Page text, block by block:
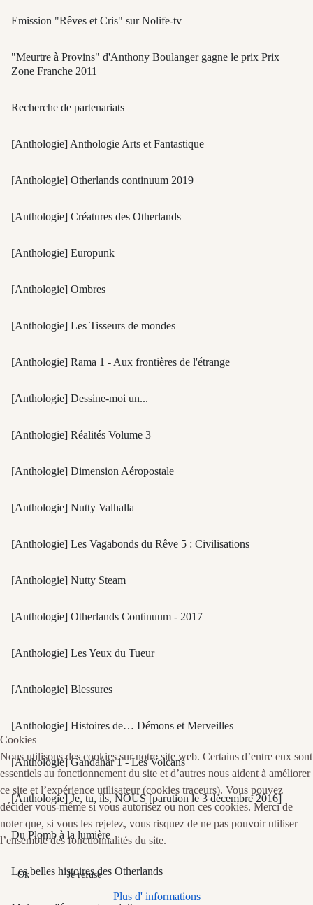
Emission "Rêves et Cris" sur Nolife-tv
"Meurtre à Provins" d'Anthony Boulanger gagne le prix Prix
Zone Franche 2011
Recherche de partenariats
[Anthologie] Anthologie Arts et Fantastique
[Anthologie] Otherlands continuum 2019
[Anthologie] Créatures des Otherlands
[Anthologie] Europunk
[Anthologie] Ombres
[Anthologie] Les Tisseurs de mondes
[Anthologie] Rama 1 - Aux frontières de l'étrange
[Anthologie] Dessine-moi un...
[Anthologie] Réalités Volume 3
[Anthologie] Dimension Aéropostale
[Anthologie] Nutty Valhalla
[Anthologie] Les Vagabonds du Rêve 5 : Civilisations
[Anthologie] Nutty Steam
[Anthologie] Otherlands Continuum - 2017
[Anthologie] Les Yeux du Tueur
[Anthologie] Blessures
[Anthologie] Histoires de… Démons et Merveilles
[Anthologie] Gandahar 1 - Les Volcans
[Anthologie] Je, tu, ils, NOUS [parution le 3 décembre 2016]
Du Plomb à la lumière
Les belles histoires des Otherlands
Cookies
Nous utilisons des cookies sur notre site web. Certains d’entre eux sont
essentiels au fonctionnement du site et d’autres nous aident à améliorer
ce site et l’expérience utilisateur (cookies traceurs). Vous pouvez
décider vous-même si vous autorisez ou non ces cookies. Merci de
noter que, si vous les rejetez, vous risquez de ne pas pouvoir utiliser
l’ensemble des fonctionnalités du site.
Ok Je refuse
Plus d' informations